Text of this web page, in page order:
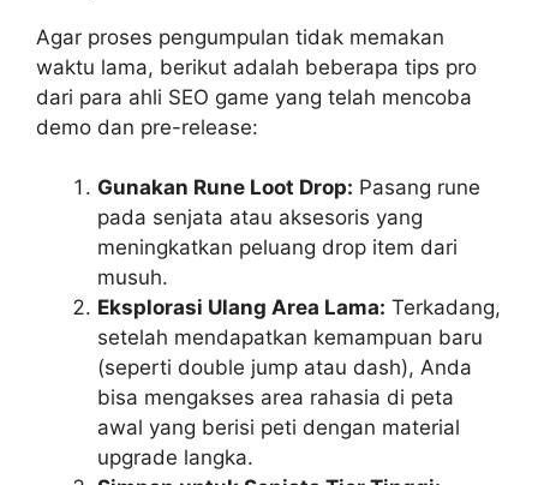
Agar proses pengumpulan tidak memakan
waktu lama, berikut adalah beberapa tips pro
dari para ahli SEO game yang telah mencoba
demo dan pre-release:
Gunakan Rune Loot Drop: Pasang rune
pada senjata atau aksesoris yang
meningkatkan peluang drop item dari
musuh.
Eksplorasi Ulang Area Lama: Terkadang,
setelah mendapatkan kemampuan baru
(seperti double jump atau dash), Anda
bisa mengakses area rahasia di peta
awal yang berisi peti dengan material
upgrade langka.